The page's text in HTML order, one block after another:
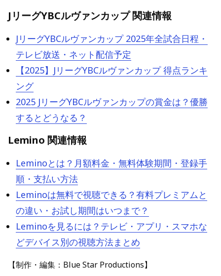
JリーグYBCルヴァンカップ 関連情報
JリーグYBCルヴァンカップ 2025年全試合日程・
テレビ放送・ネット配信予定
【2025】JリーグYBCルヴァンカップ 得点ランキ
ング
2025 JリーグYBCルヴァンカップの賞金は？優勝
するとどうなる？
Lemino 関連情報
Leminoとは？月額料金・無料体験期間・登録手
順・支払い方法
Leminoは無料で視聴できる？有料プレミアムと
の違い・お試し期間はいつまで？
Leminoを見るには？テレビ・アプリ・スマホな
どデバイス別の視聴方法まとめ
【制作・編集：Blue Star Productions】